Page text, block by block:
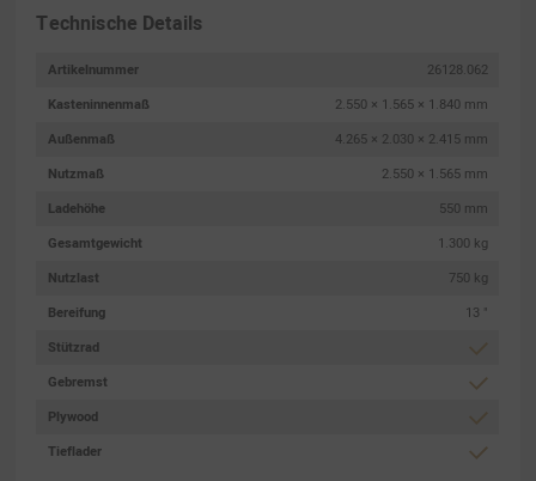
Technische Details
Artikelnummer
26128.062
Kasteninnenmaß
2.550 × 1.565 × 1.840 mm
Außenmaß
4.265 × 2.030 × 2.415 mm
Nutzmaß
2.550 × 1.565 mm
Ladehöhe
550 mm
Gesamtgewicht
1.300 kg
Nutzlast
750 kg
Bereifung
13 "
Stützrad
Gebremst
Plywood
Tieflader